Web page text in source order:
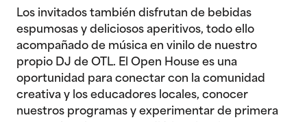
Los invitados también disfrutan de bebidas
espumosas y deliciosos aperitivos, todo ello
acompañado de música en vinilo de nuestro
propio DJ de OTL. El Open House es una
oportunidad para conectar con la comunidad
creativa y los educadores locales, conocer
nuestros programas y experimentar de primera